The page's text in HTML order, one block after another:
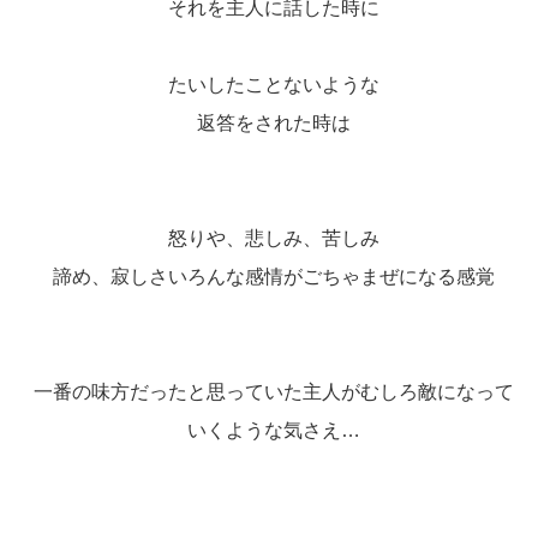
それを主人に話した時に
たいしたことないような
返答をされた時は
怒りや、悲しみ、苦しみ
諦め、寂しさいろんな感情がごちゃまぜになる感覚
一番の味方だったと思っていた主人がむしろ敵になって
いくような気さえ…